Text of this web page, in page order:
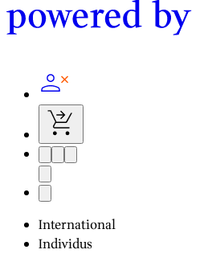
International
Individus